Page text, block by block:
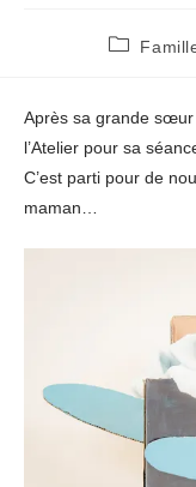
Post
Après sa grande sœur
l’Atelier pour sa
C’est parti pour de
maman…